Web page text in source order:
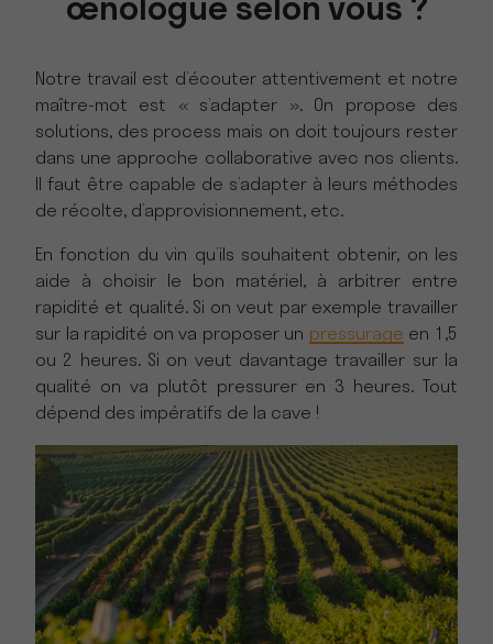
œnologue selon vous ?
Notre travail est d’écouter attentivement et notre
maître-mot est « s’adapter ». On propose des
solutions, des process mais on doit toujours rester
dans une approche collaborative avec nos clients.
Il faut être capable de s’adapter à leurs méthodes
de récolte, d’approvisionnement, etc.
En fonction du vin qu’ils souhaitent obtenir, on les
aide à choisir le bon matériel, à arbitrer entre
rapidité et qualité. Si on veut par exemple travailler
sur la rapidité on va proposer un pressurage en 1,5
ou 2 heures. Si on veut davantage travailler sur la
qualité on va plutôt pressurer en 3 heures. Tout
dépend des impératifs de la cave !